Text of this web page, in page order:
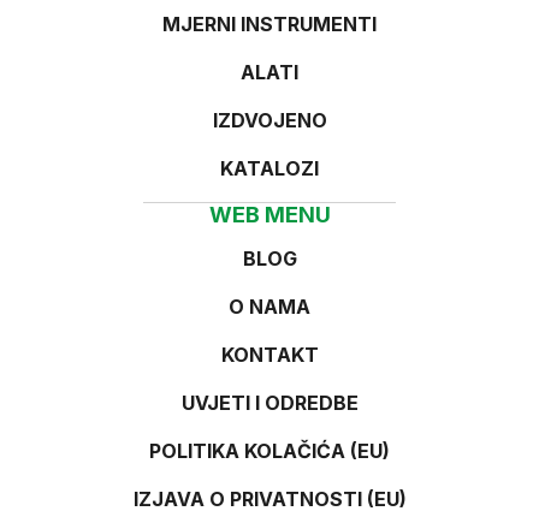
MJERNI INSTRUMENTI
ALATI
IZDVOJENO
KATALOZI
WEB MENU
BLOG
O NAMA
KONTAKT
UVJETI I ODREDBE
POLITIKA KOLAČIĆA (EU)
IZJAVA O PRIVATNOSTI (EU)